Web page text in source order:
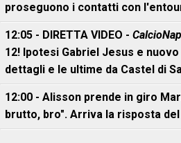
proseguono i contatti con
12:05 - DIRETTA VIDEO -
12! Ipotesi Gabriel Jesus e
dettagli e le ultime da Castel di
12:00 - Alisson prende in giro
brutto, bro". Arriva la risposta